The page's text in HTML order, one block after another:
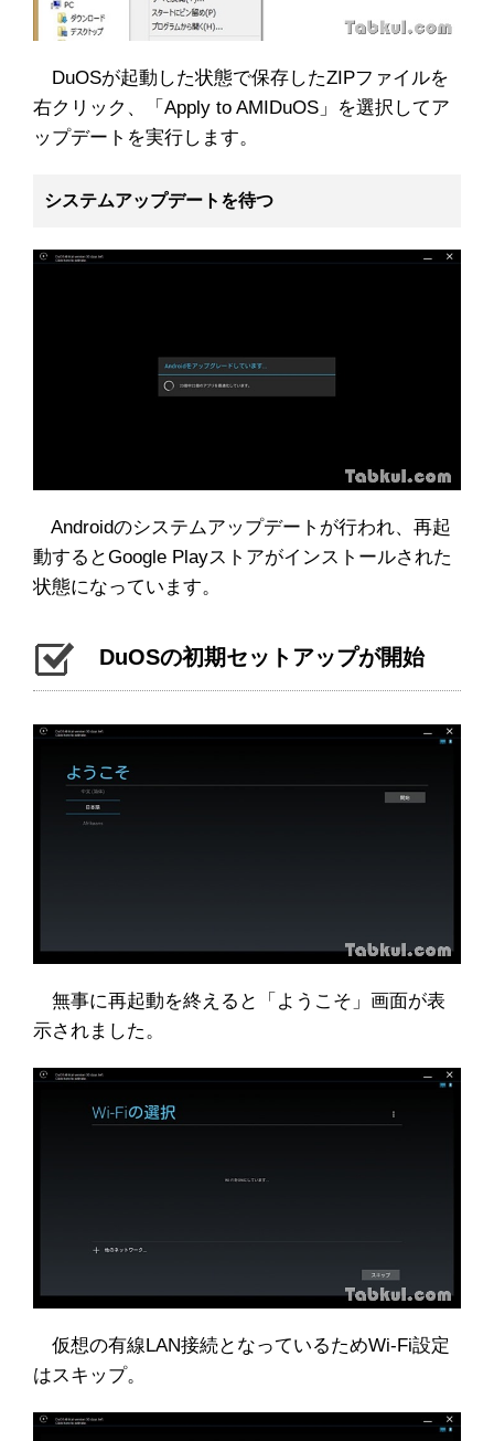
DuOSが起動した状態で保存したZIPファイルを
右クリック、「Apply to AMIDuOS」を選択してア
ップデートを実行します。
システムアップデートを待つ
Androidのシステムアップデートが行われ、再起
動するとGoogle Playストアがインストールされた
状態になっています。
DuOSの初期セットアップが開始
無事に再起動を終えると「ようこそ」画面が表
示されました。
仮想の有線LAN接続となっているためWi-Fi設定
はスキップ。